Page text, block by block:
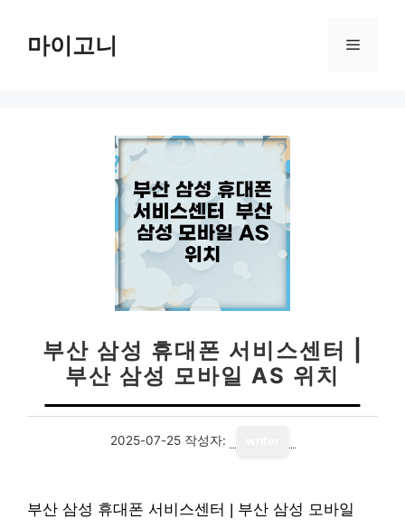
마이고니 메
부산 삼성 휴대폰 서비스센터 |
부산 삼성 모바일 AS 위치
2025-07-25 작성자:
부산 삼성 휴대폰 서비스센터 | 부산 삼성 모바일